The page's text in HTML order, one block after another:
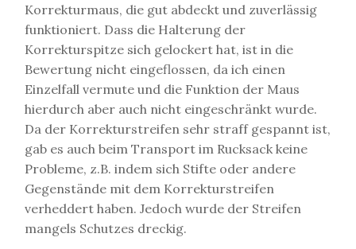
Korrekturmaus, die gut abdeckt und zuverlässig
funktioniert. Dass die Halterung der
Korrekturspitze sich gelockert hat, ist in die
Bewertung nicht eingeflossen, da ich einen
Einzelfall vermute und die Funktion der Maus
hierdurch aber auch nicht eingeschränkt wurde.
Da der Korrekturstreifen sehr straff gespannt ist,
gab es auch beim Transport im Rucksack keine
Probleme, z.B. indem sich Stifte oder andere
Gegenstände mit dem Korrekturstreifen
verheddert haben. Jedoch wurde der Streifen
mangels Schutzes dreckig.